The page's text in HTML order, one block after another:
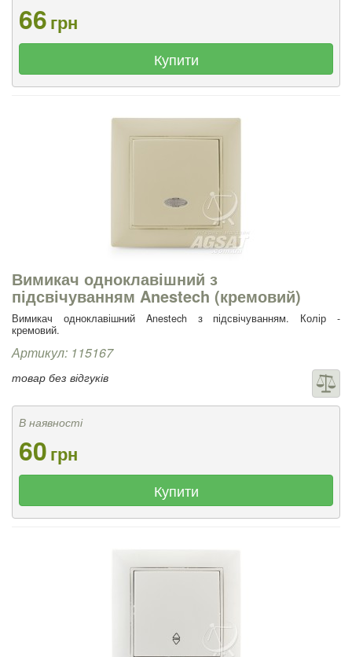
66грн
Купити
Вимикач одноклавішний з
підсвічуванням Anestech (кремовий)
Вимикач одноклавішний Anestech з підсвічуванням. Колір -
кремовий.
Артикул: 115167
товар без відгуків
В наявності
60грн
Купити